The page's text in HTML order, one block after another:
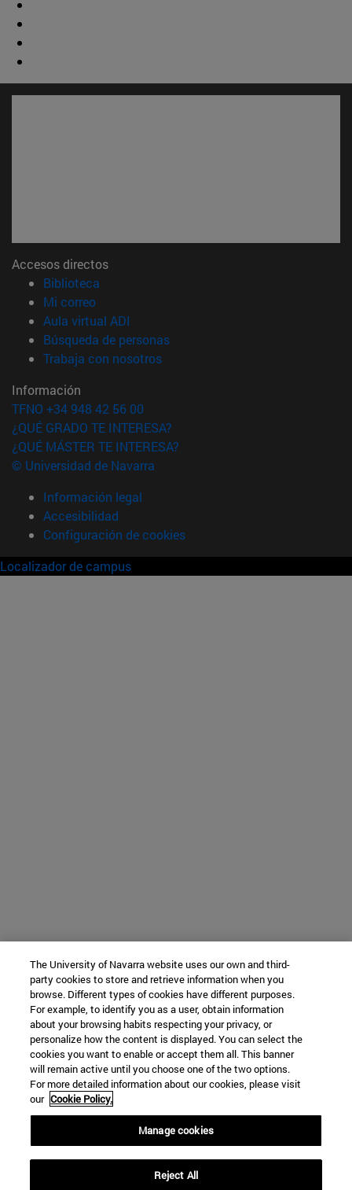
Accesos directos
Biblioteca
Mi correo(abre en nueva ventana)
Aula virtual ADI
Búsqueda de personas(abre en nueva ventana)
Trabaja con nosotros(abre en nueva ventana)
Información
TFNO +34 948 42 56 00
¿QUÉ GRADO TE INTERESA?
¿QUÉ MÁSTER TE INTERESA?
© Universidad de Navarra
Información legal
Accesibilidad
Configuración de cookies
Localizador de campus
The University of Navarra website uses our own and third-
party cookies to store and retrieve information when you
browse. Different types of cookies have different purposes.
For example, to identify you as a user, obtain information
about your browsing habits respecting your privacy, or
personalize how the content is displayed. You can select the
cookies you want to enable or accept them all. This banner
will remain active until you choose one of the two options.
For more detailed information about our cookies, please visit
our Cookie Policy.
Manage cookies
Reject All